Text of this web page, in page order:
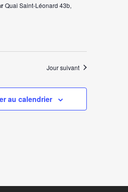
Quai Saint-Léonard 43b,
Jour suivant
au calendrier